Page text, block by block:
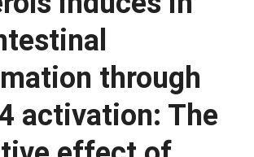
through
activation: The